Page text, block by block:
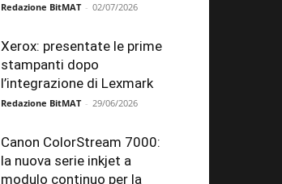
Redazione BitMAT - 02/07/2026
Xerox: presentate le prime
stampanti dopo
l’integrazione di Lexmark
Redazione BitMAT - 29/06/2026
Canon ColorStream 7000:
la nuova serie inkjet a
modulo continuo per la